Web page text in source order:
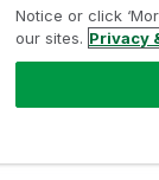
Meine
© 1993–2026
AB. Alle
Notice or click
our sites. Privacy